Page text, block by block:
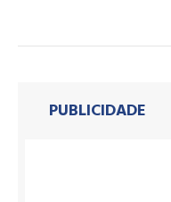
PUBLICIDADE